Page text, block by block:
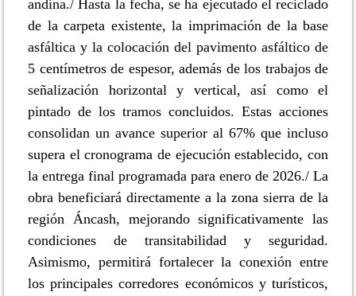
andina./ Hasta la fecha, se ha ejecutado el reciclado
de la carpeta existente, la imprimación de la base
asfáltica y la colocación del pavimento asfáltico de
5 centímetros de espesor, además de los trabajos de
señalización horizontal y vertical, así como el
pintado de los tramos concluidos. Estas acciones
consolidan un avance superior al 67% que incluso
supera el cronograma de ejecución establecido, con
la entrega final programada para enero de 2026./ La
obra beneficiará directamente a la zona sierra de la
región Áncash, mejorando significativamente las
condiciones de transitabilidad y seguridad.
Asimismo, permitirá fortalecer la conexión entre
los principales corredores económicos y turísticos,